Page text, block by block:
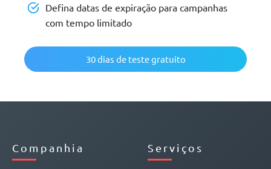
Defina datas de expiração para campanhas
com tempo limitado
30 dias de teste gratuito
Companhia Serviços